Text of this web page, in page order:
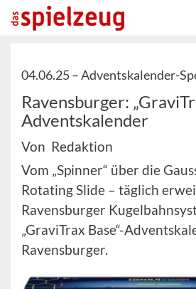
04.06.25 –Adventskalender-
Ravensburger:
Adventskalender
Von Redaktion
Vom „Spinner“ über die
Rotating Slide – täglich
Ravensburger
„GraviTrax Base“-
Ravensburger.